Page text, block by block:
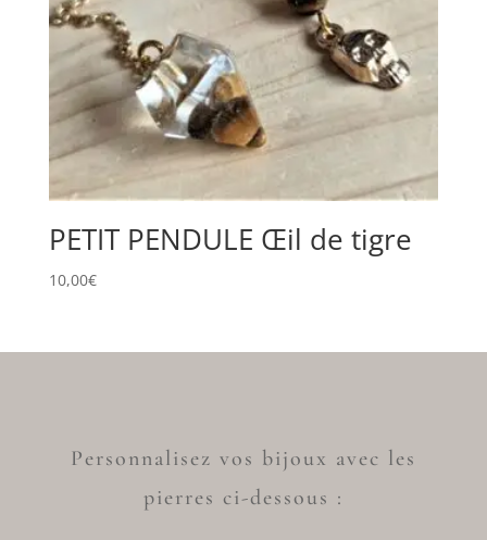
PETIT PENDULE Œil de tigre
10,00€
Personnalisez vos bijoux avec les
pierres ci-dessous :